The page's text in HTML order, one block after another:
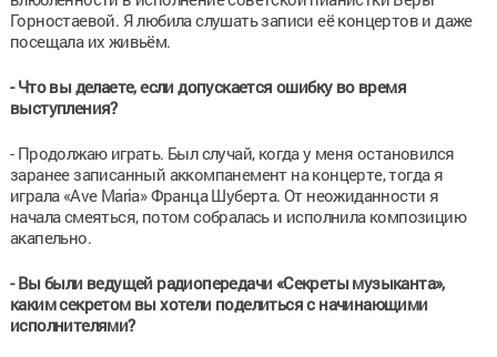
Горностаевой. Я любила слушать записи её концертов и даже
посещала их живьём.
- Что вы делаете, если допускается ошибку во время
выступления?
- Продолжаю играть. Был случай, когда у меня остановился
заранее записанный аккомпанемент на концерте, тогда я
играла «Ave Maria» Франца Шуберта. От неожиданности я
начала смеяться, потом собралась и исполнила композицию
акапельно.
- Вы были ведущей радиопередачи «Секреты музыканта»,
каким секретом вы хотели поделиться с начинающими
исполнителями?